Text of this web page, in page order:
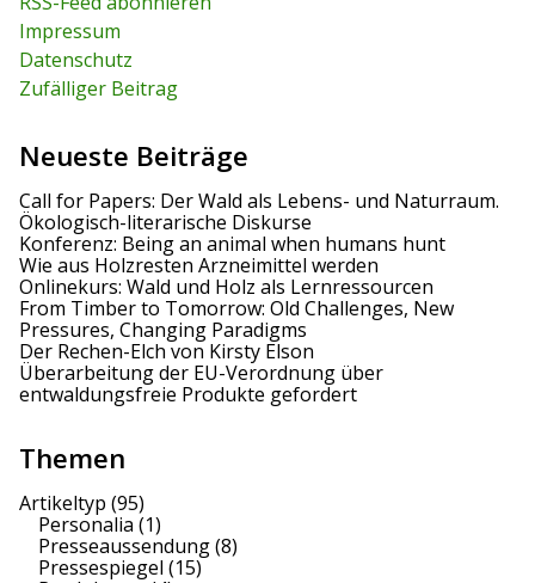
v
i
g
a
t
i
o
n
o
r
:
Impressum
Datenschutz
Zufälliger Beitrag
Neueste Beiträge
Call for Papers: Der Wald als Lebens- und Naturraum.
Ökologisch-literarische Diskurse
Konferenz: Being an animal when humans hunt
Wie aus Holzresten Arzneimittel werden
Onlinekurs: Wald und Holz als Lernressourcen
From Timber to Tomorrow: Old Challenges, New
Pressures, Changing Paradigms
Der Rechen-Elch von Kirsty Elson
Überarbeitung der EU-Verordnung über
entwaldungsfreie Produkte gefordert
Themen
Artikeltyp (95)
Personalia (1)
Presseaussendung(8)
Pressespiegel (15)